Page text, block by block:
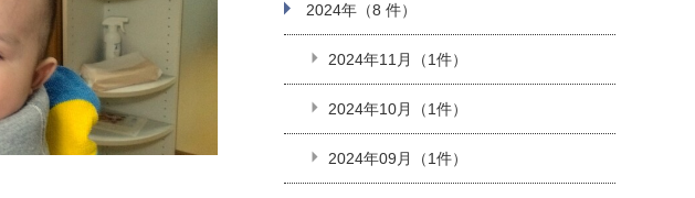
2024年（8 件）
2024年11月（1件）
2024年10月（1件）
2024年09月（1件）